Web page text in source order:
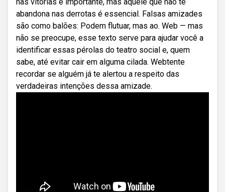
abandona nas derrotas é essencial. Falsas amizades
são como balões: Podem flutuar, mas ao. Web — mas
não se preocupe, esse texto serve para ajudar você a
identificar essas pérolas do teatro social e, quem
sabe, até evitar cair em alguma cilada. Webtente
recordar se alguém já te alertou a respeito das
verdadeiras intenções dessa amizade.